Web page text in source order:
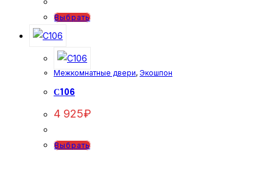
ВыбратьЭтот
вариаций.
Межкомнатные двери, Экошпон
С106
4 925₽
ВыбратьЭтот